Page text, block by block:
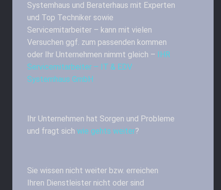
Systemhaus und Beraterhaus mit Experten
und Top Techniker sowie
Servicemitarbeiter – kann mit vielen
Versuchen ggf. zum passenden kommen
oder Ihr Unternehmen nimmt gleich – IHR
Servicemitarbeiter – IT & EDV
Systemhaus GmbH
Ihr Unternehmen hat Sorgen und Probleme
und fragt sich wie gehts weiter?
Sie wissen nicht weiter bzw. erreichen
Ihren Dienstleister nicht oder sind